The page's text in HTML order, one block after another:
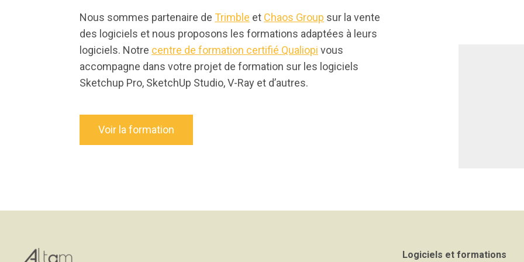
Nous sommes partenaire de Trimble et Chaos Group sur la vente
des logiciels et nous proposons les formations adaptées à leurs
logiciels. Notre centre de formation certifié Qualiopi vous
accompagne dans votre projet de formation sur les logiciels
Sketchup Pro, SketchUp Studio, V-Ray et d’autres.
Voir la formation
Logiciels et formations